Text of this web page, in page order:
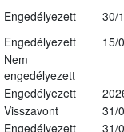
Engedélyezett
30/
Engedélyezett
15/
Nem
engedélyezett
Engedélyezett
Visszavont
31/
Engedélyezett
31/